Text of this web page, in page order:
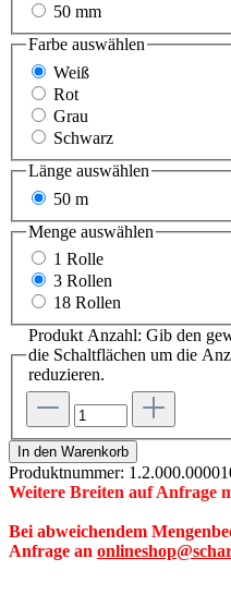
50 mm
Farbe auswählen
Weiß
Rot
Grau
Schwarz
Länge auswählen
50 m
Menge auswählen
1 Rolle
3 Rollen
18 Rollen
Produkt Anzahl: Gib den
die Schaltflächen um die
reduzieren.
In den Warenkorb
Produktnummer:
Weitere Breiten auf Anfrage
Bei abweichendem
Anfrage an